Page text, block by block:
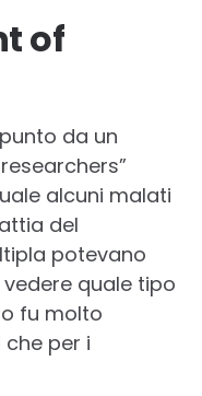
of
da un
alcuni malati
del
potevano
quale tipo
fu molto
per i